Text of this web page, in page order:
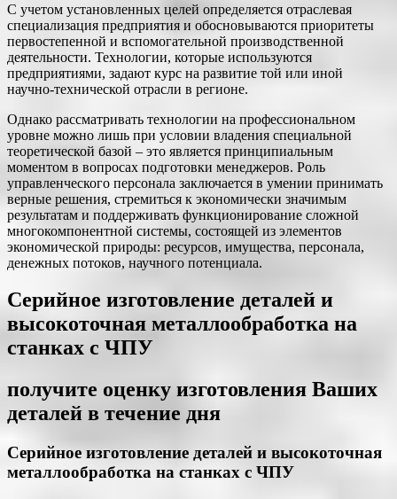
С учетом установленных целей определяется отраслевая
специализация предприятия и обосновываются приоритеты
первостепенной и вспомогательной производственной
деятельности. Технологии, которые используются
предприятиями, задают курс на развитие той или иной
научно-технической отрасли в регионе.
Однако рассматривать технологии на профессиональном
уровне можно лишь при условии владения специальной
теоретической базой – это является принципиальным
моментом в вопросах подготовки менеджеров. Роль
управленческого персонала заключается в умении принимать
верные решения, стремиться к экономически значимым
результатам и поддерживать функционирование сложной
многокомпонентной системы, состоящей из элементов
экономической природы: ресурсов, имущества, персонала,
денежных потоков, научного потенциала.
Серийное изготовление деталей и
высокоточная металлообработка на
станках с ЧПУ
получите оценку изготовления Ваших
деталей в течение дня
Серийное изготовление деталей и высокоточная
металлообработка на станках с ЧПУ